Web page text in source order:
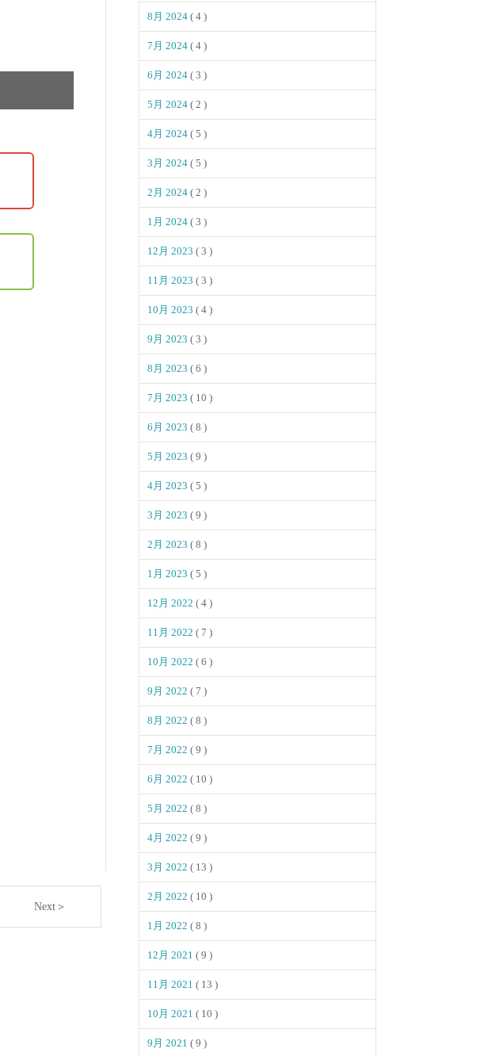
Next＞
8月 2024 ( 4 )
7月 2024 ( 4 )
6月 2024 ( 3 )
5月 2024 ( 2 )
4月 2024 ( 5 )
3月 2024 ( 5 )
2月 2024 ( 2 )
1月 2024 ( 3 )
12月 2023 ( 3 )
11月 2023 ( 3 )
10月 2023 ( 4 )
9月 2023 ( 3 )
8月 2023 ( 6 )
7月 2023 ( 10 )
6月 2023 ( 8 )
5月 2023 ( 9 )
4月 2023 ( 5 )
3月 2023 ( 9 )
2月 2023 ( 8 )
1月 2023 ( 5 )
12月 2022 ( 4 )
11月 2022 ( 7 )
10月 2022 ( 6 )
9月 2022 ( 7 )
8月 2022 ( 8 )
7月 2022 ( 9 )
6月 2022 ( 10 )
5月 2022 ( 8 )
4月 2022 ( 9 )
3月 2022 ( 13 )
2月 2022 ( 10 )
1月 2022 ( 8 )
12月 2021 ( 9 )
11月 2021 ( 13 )
10月 2021 ( 10 )
9月 2021 ( 9 )